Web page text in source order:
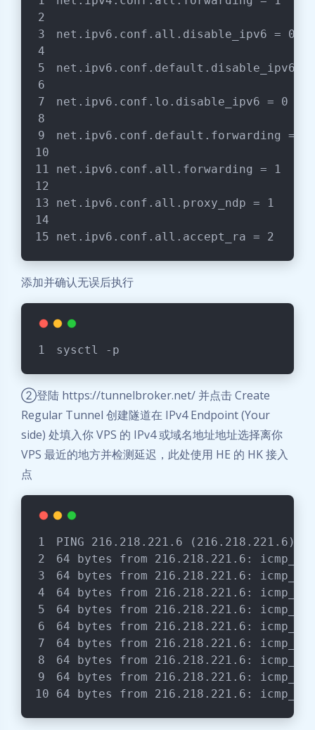
net.ipv6.conf.all.disable_ipv6 = 0
net.ipv6.conf.default.disable_ipv6 =
net.ipv6.conf.lo.disable_ipv6 = 0
net.ipv6.conf.default.forwarding = 1
net.ipv6.conf.all.forwarding = 1
net.ipv6.conf.all.proxy_ndp = 1
net.ipv6.conf.all.accept_ra = 2
添加并确认无误后执行
sysctl -p
②登陆 https://tunnelbroker.net/ 并点击 Create
Regular Tunnel 创建隧道在 IPv4 Endpoint (Your
side) 处填入你 VPS 的 IPv4 或域名地址地址选择离你
VPS 最近的地方并检测延迟，此处使用 HE 的 HK 接入
点
PING 216.218.221.6 (216.218.221.6)
64 bytes from 216.218.221.6:
64 bytes from 216.218.221.6:
64 bytes from 216.218.221.6:
64 bytes from 216.218.221.6:
64 bytes from 216.218.221.6:
64 bytes from 216.218.221.6:
64 bytes from 216.218.221.6:
64 bytes from 216.218.221.6:
64 bytes from 216.218.221.6: